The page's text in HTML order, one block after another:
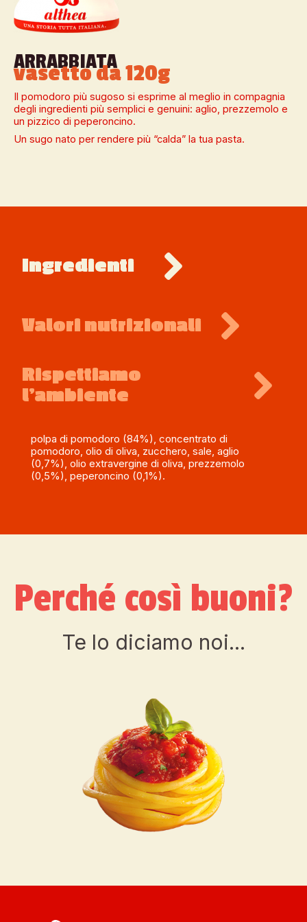
ARRABBIATA
vasetto da 120g
Il pomodoro più sugoso si esprime al meglio in compagnia
degli ingredienti più semplici e genuini: aglio, prezzemolo e
un pizzico di peperoncino.
Un sugo nato per rendere più “calda” la tua pasta.
Ingredienti
Valori nutrizionali
Rispettiamo
l’ambiente
polpa di pomodoro (84%), concentrato di
pomodoro, olio di oliva, zucchero, sale, aglio
(0,7%), olio extravergine di oliva, prezzemolo
(0,5%), peperoncino (0,1%).
Perché così buoni?
Te lo diciamo noi...